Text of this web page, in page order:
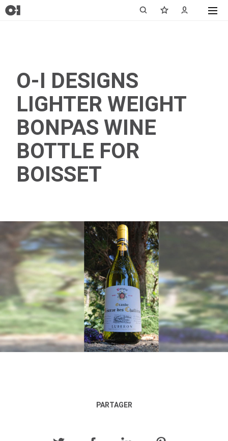
O-I DESIGNS
LIGHTER WEIGHT
BONPAS WINE
BOTTLE FOR
BOISSET
PARTAGER